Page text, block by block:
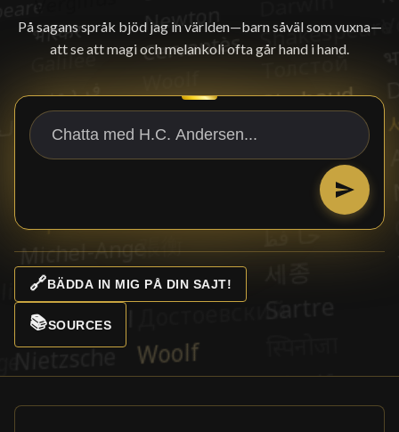
På sagans språk bjöd jag in världen—barn såväl som vuxna—
att se att magi och melankoli ofta går hand i hand.
🔗BÄDDA IN MIG PÅ DIN SAJT!
📚SOURCES